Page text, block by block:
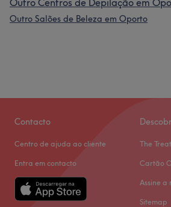
Outro Centros de Depilação em
Outro Salões de Beleza em Oporto
Contacto
Centro de ajuda ao cliente
Entra em contacto
The
Cartão
Assine a
Sitemap